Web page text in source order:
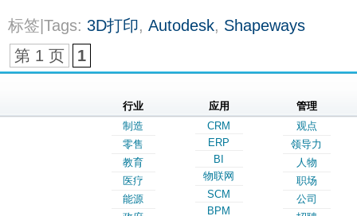
标签|Tags: 3D打印, Autodesk, Shapeways
第 1 页
1
行业
制造
零售
教育
医疗
能源
应用
CRM
ERP
BI
物联网
SCM
BPM
管理
观点
领导力
人物
职场
公司